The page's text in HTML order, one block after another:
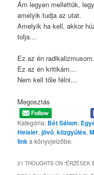
Ám legyen mellettük,
amelyik tudja az utat.
Amelyik ha kell, akkor
tolja…
Ez az én
Ez az én kritikám…
Nem kell tőle félni…
Megosztás
Kategória: Bét Sálom,
Heisler,jövő,közgyűlés,
linka könyvjelzőbe.
21 THOUGHTS ON “ÉRZÉSEK